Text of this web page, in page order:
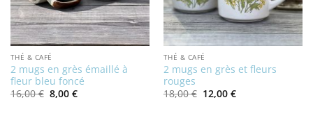
THÉ & CAFÉ
2 mugs en grès émaillé à
fleur bleu foncé
16,00€ Le
prix
8,00 €Le
THÉ & CAFÉ
2 mugs en grès et fleurs
rouges
18,00€ Le
prix
12,00 €Le